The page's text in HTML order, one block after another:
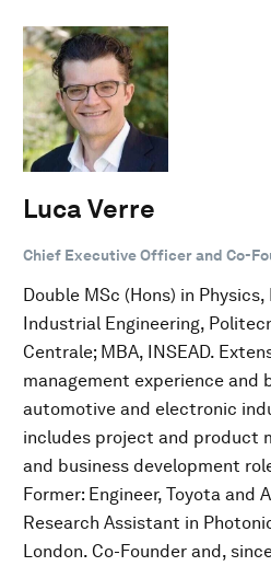
Luca Verre
Chief Executive Officer and Co-
Double MSc (Hons) in
Industrial Engineering,
Centrale; MBA, INSEAD.
management experience and
automotive and electronic
includes project and product
and business development
Former: Engineer, Toyota and
Research Assistant in
London. Co-Founder and,